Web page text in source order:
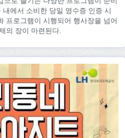
에서 소비한 당일 영수증 인증 시
프로그램이 시행되어 행사장을 넘어
의 장이 마련된다.